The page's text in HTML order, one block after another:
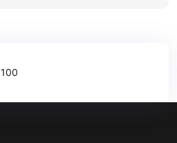
100